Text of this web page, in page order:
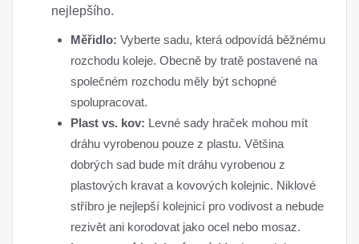
nejlepšího.
Měřidlo: Vyberte sadu, která odpovídá běžnému
rozchodu koleje. Obecně by tratě postavené na
společném rozchodu měly být schopné
spolupracovat.
Plast vs. kov: Levné sady hraček mohou mít
dráhu vyrobenou pouze z plastu. Většina
dobrých sad bude mít dráhu vyrobenou z
plastových kravat a kovových kolejnic. Niklové
stříbro je nejlepší kolejnicí pro vodivost a nebude
rezivět ani korodovat jako ocel nebo mosaz.